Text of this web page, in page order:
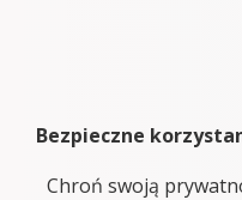
Bezpieczne
Chroń swoją